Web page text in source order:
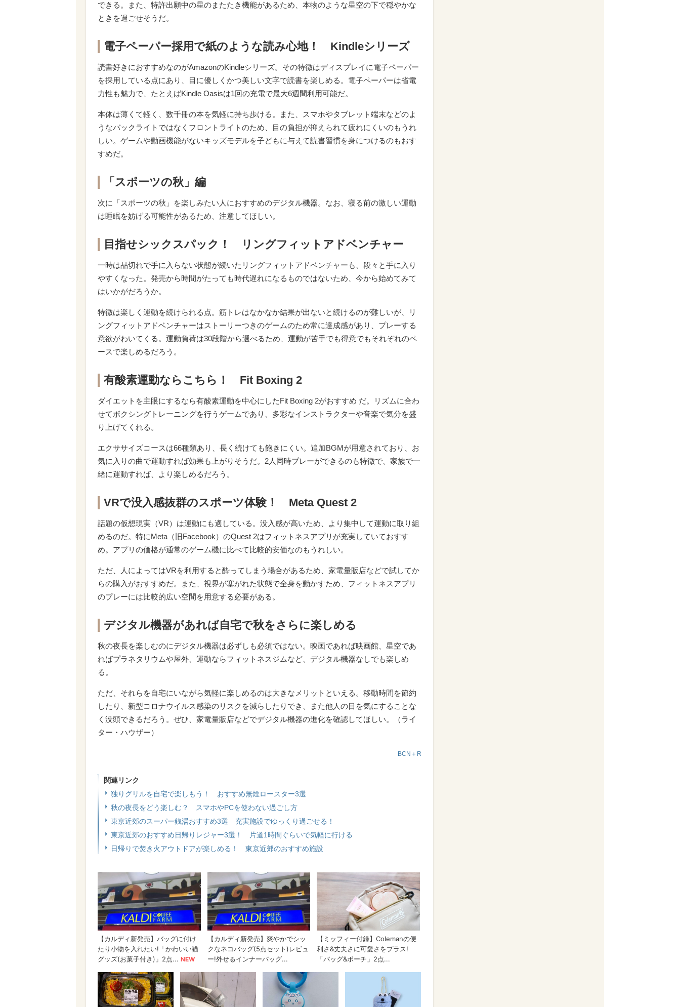
できる。また、特許出願中の星のまたたき機能があるため、本物のような星空の下で穏やかな
ときを過ごせそうだ。
電子ペーパー採用で紙のような読み心地！ Kindleシリーズ
読書好きにおすすめなのがAmazonのKindleシリーズ。その特徴はディスプレイに電子ペーパー
を採用している点にあり、目に優しくかつ美しい文字で読書を楽しめる。電子ペーパーは省電
力性も魅力で、たとえばKindle Oasisは1回の充電で最大6週間利用可能だ。
本体は薄くて軽く、数千冊の本を気軽に持ち歩ける。また、スマホやタブレット端末などのよ
うなバックライトではなくフロントライトのため、目の負担が抑えられて疲れにくいのもうれ
しい。ゲームや動画機能がないキッズモデルを子どもに与えて読書習慣を身につけるのもおす
すめだ。
「スポーツの秋」編
次に「スポーツの秋」を楽しみたい人におすすめのデジタル機器。なお、寝る前の激しい運動
は睡眠を妨げる可能性があるため、注意してほしい。
目指せシックスパック！ リングフィットアドベンチャー
一時は品切れで手に入らない状態が続いたリングフィットアドベンチャーも、段々と手に入り
やすくなった。発売から時間がたっても時代遅れになるものではないため、今から始めてみて
はいかがだろうか。
特徴は楽しく運動を続けられる点。筋トレはなかなか結果が出ないと続けるのが難しいが、リ
ングフィットアドベンチャーはストーリーつきのゲームのため常に達成感があり、プレーする
意欲がわいてくる。運動負荷は30段階から選べるため、運動が苦手でも得意でもそれぞれのペ
ースで楽しめるだろう。
有酸素運動ならこちら！ Fit Boxing 2
ダイエットを主眼にするなら有酸素運動を中心にしたFit Boxing 2がおすすめ だ。リズムに合わ
せてボクシングトレーニングを行うゲームであり、多彩なインストラクターや音楽で気分を盛
り上げてくれる。
エクササイズコースは66種類あり、長く続けても飽きにくい。追加BGMが用意されており、お
気に入りの曲で運動すれば効果も上がりそうだ。2人同時プレーができるのも特徴で、家族で一
緒に運動すれば、より楽しめるだろう。
VRで没入感抜群のスポーツ体験！ Meta Quest 2
話題の仮想現実（VR）は運動にも適している。没入感が高いため、より集中して運動に取り組
めるのだ。特にMeta（旧Facebook）のQuest 2はフィットネスアプリが充実していておすす
め。アプリの価格が通常のゲーム機に比べて比較的安価なのもうれしい。
ただ、人によってはVRを利用すると酔ってしまう場合があるため、家電量販店などで試してか
らの購入がおすすめだ。また、視界が塞がれた状態で全身を動かすため、フィットネスアプリ
のプレーには比較的広い空間を用意する必要がある。
デジタル機器があれば自宅で秋をさらに楽しめる
秋の夜長を楽しむのにデジタル機器は必ずしも必須ではない。映画であれば映画館、星空であ
ればプラネタリウムや屋外、運動ならフィットネスジムなど、デジタル機器なしでも楽しめ
る。
ただ、それらを自宅にいながら気軽に楽しめるのは大きなメリットといえる。移動時間を節約
したり、新型コロナウイルス感染のリスクを減らしたりでき、また他人の目を気にすることな
く没頭できるだろう。ぜひ、家電量販店などでデジタル機器の進化を確認してほしい。（ライ
ター・ハウザー）
BCN＋R
関連リンク
独りグリルを自宅で楽しもう！ おすすめ無煙ロースター3選
秋の夜長をどう楽しむ？ スマホやPCを使わない過ごし方
東京近郊のスーパー銭湯おすすめ3選 充実施設でゆっくり過ごせる！
東京近郊のおすすめ日帰りレジャー3選！ 片道1時間ぐらいで気軽に行ける
日帰りで焚き火アウトドアが楽しめる！ 東京近郊のおすすめ施設